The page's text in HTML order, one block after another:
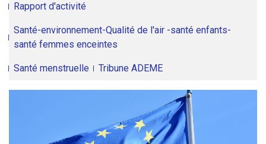
Rapport d'activité
Santé-environnement-Qualité de l'air -santé enfants-
santé femmes enceintes
Santé menstruelle Tribune ADEME